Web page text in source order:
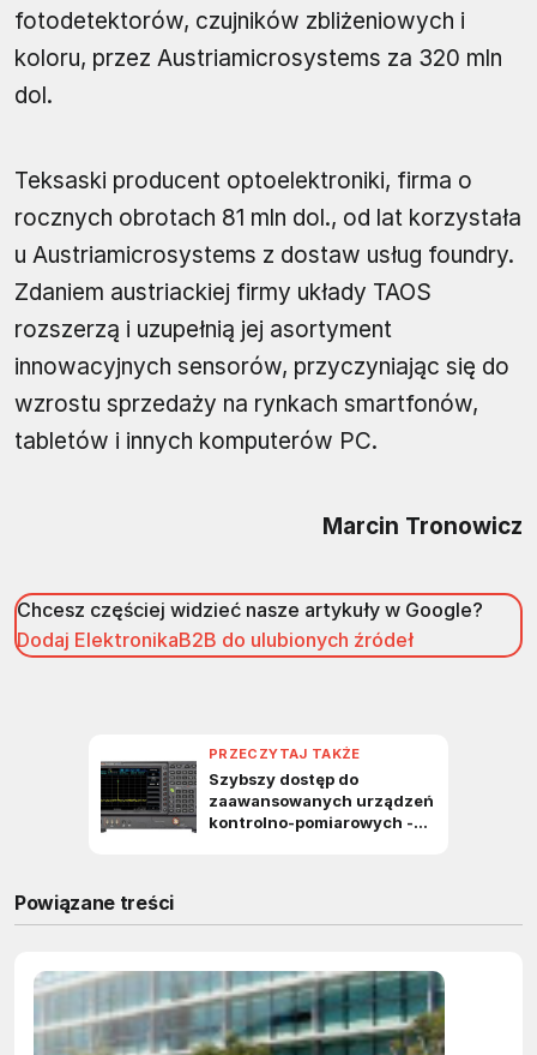
fotodetektorów, czujników zbliżeniowych i
koloru, przez Austriamicrosystems za 320 mln
dol.
Teksaski producent optoelektroniki, firma o
rocznych obrotach 81 mln dol., od lat korzystała
u Austriamicrosystems z dostaw usług foundry.
Zdaniem austriackiej firmy układy TAOS
rozszerzą i uzupełnią jej asortyment
innowacyjnych sensorów, przyczyniając się do
wzrostu sprzedaży na rynkach smartfonów,
tabletów i innych komputerów PC.
Marcin Tronowicz
Chcesz częściej widzieć nasze artykuły w Google?
Dodaj ElektronikaB2B do ulubionych źródeł
Powiązane treści